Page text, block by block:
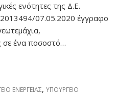
ενότητες της Δ.Ε.
07.05.2020 έγγραφο
σε ένα ποσοστό…
ΕΝΕΡΓΕΙΑΣ,ΥΠΟΥΡΓΕΙΟ